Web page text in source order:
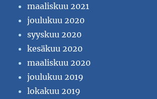
maaliskuu 2021
joulukuu 2020
syyskuu 2020
kesäkuu 2020
maaliskuu 2020
joulukuu 2019
lokakuu 2019